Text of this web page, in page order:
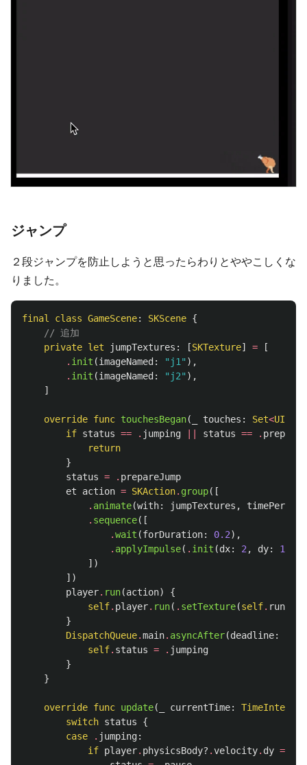
ジャンプ
２段ジャンプを防止しようと思ったらわりとややこしくな
りました。
final class GameScene: SKScene {
// 追加
private let jumpTextures : [SKTexture] =
[
. init (imageNamed : "j1" ),
. init (imageNamed : "j2" ),
]
override func touchesBegan( touches : Set<
if status == . jumping status == .
return
}
status = . prepareJump
et
action = SKAction. group([
. animate(with: jumpTextures ,
. sequence([
.wait (forDuration: 0.2),
. applyImpulse( . init (dx: 2 , dy: 13
])
])
player. run(action)
{
self. player. run( . setTexture(self.
}
DispatchQueue.main. asyncAfter(deadline:
self. status = . jumping
}
}
override func update( currentTime:
TimeInterval
switch status
{
case
. jumping:
if player. physicsBody? .velocity. dy ==